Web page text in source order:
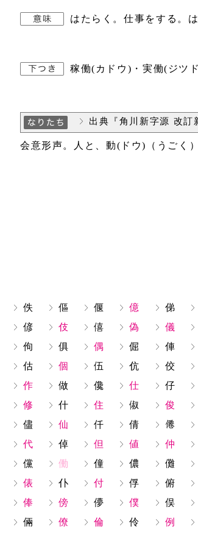
はたらく。仕事をする。
稼働(カドウ)・実働(ジツ
出典『角川新字源 改訂
会意形声。人と、動(ドウ)（うごく
佚 傴 偃 億 俤
偐 伎 僖 偽 儀
佝 俱 偶 倔 俥
估 個 伍 伉 佼
作 做 儳 仕 仔
修 什 住 俶 俊
儘 仙 仟 倩
代 倬 但 値 仲
儻 働 僮 儂 儺
俵 仆 付 俘 俯
俸 傍 儚 僕 俣
倆 僚 倫 伶 例